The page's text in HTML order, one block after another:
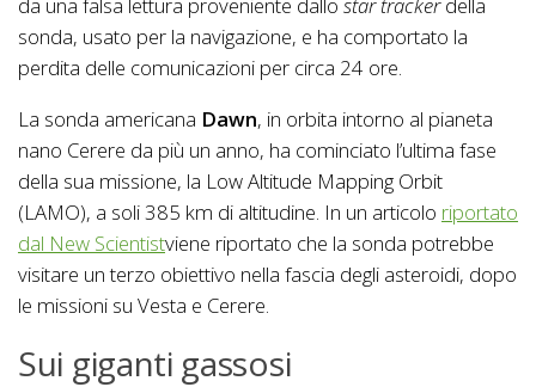
da una falsa lettura proveniente dallo star trackerdella
sonda, usato per la navigazione, e ha comportato la
perdita delle comunicazioni per circa 24 ore.
La sonda americana Dawn, in orbita intorno al pianeta
nano Cerere da più un anno, ha cominciato l’ultima fase
della sua missione, la Low Altitude Mapping Orbit
(LAMO), a soli 385 km di altitudine. In un articolo riportato
dal New Scientistviene riportato che la sonda potrebbe
visitare un terzo obiettivo nella fascia degli asteroidi, dopo
le missioni su Vesta e Cerere.
Sui giganti gassosi